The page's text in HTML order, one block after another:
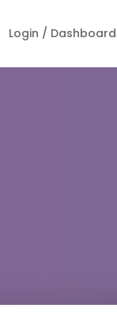
Login / Dashboard